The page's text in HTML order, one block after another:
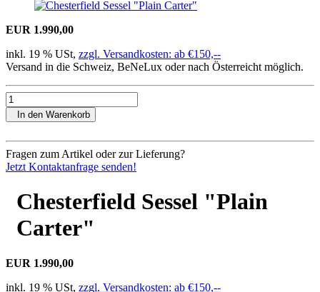
EUR 1.990,00
inkl. 19 % USt, zzgl. Versandkosten: ab €150,--
Versand in die Schweiz, BeNeLux oder nach Österreicht möglich.
In den Warenkorb
Fragen zum Artikel oder zur Lieferung?
Jetzt Kontaktanfrage senden!
Chesterfield Sessel "Plain
Carter"
EUR 1.990,00
inkl. 19 % USt, zzgl. Versandkosten: ab €150,--